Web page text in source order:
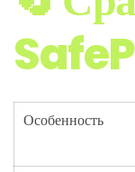
Особенность